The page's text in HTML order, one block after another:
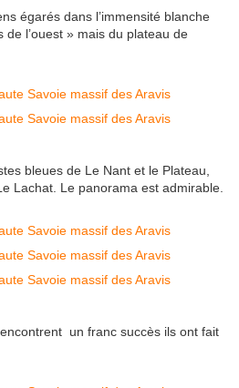
égarés dans l’immensité blanche
l’ouest » mais du plateau de
bleues de Le Nant et le Plateau,
Lachat. Le panorama est admirable.
un franc succès ils ont fait